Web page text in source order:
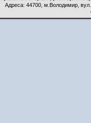
Адреса: 44700, м.Володимир,